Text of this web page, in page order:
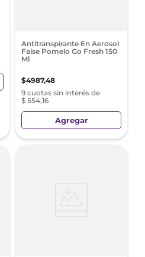
Antitranspirante En Aerosol
False Pomelo Go Fresh 150
Ml
$4987,48
9 cuotas sin interés de
$ 554,16
Agregar